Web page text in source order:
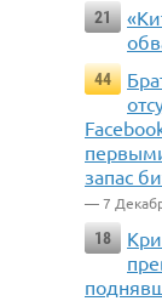
21
44
запас
— 7
18